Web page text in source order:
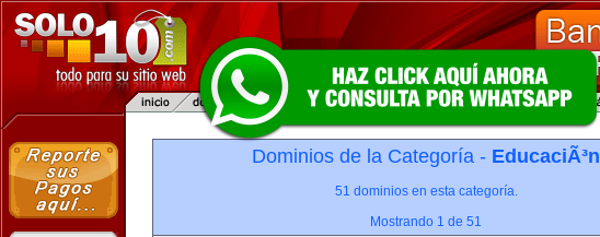
Dominios de la Categoría - EducaciÃ³n
51 dominios en esta categoría.
Mostrando 1 de 51